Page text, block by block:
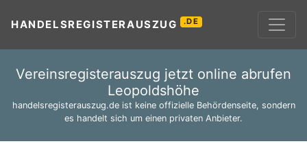
HANDELSREGISTERAUSZUG .DE
Vereinsregisterauszug jetzt online abrufen
Leopoldshöhe
handelsregisterauszug.de ist keine offizielle Behördenseite, sondern
es handelt sich um einen privaten Anbieter.